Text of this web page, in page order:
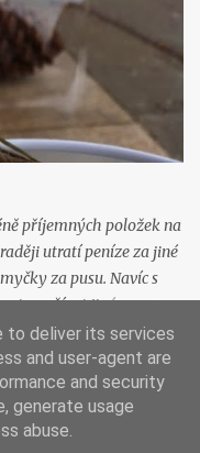
1 litr kvalitního
bílého jogurtu (nic
nalijte do hrnce a
Směs přelijte do
nejlépe i vyvařit) s
teplotě pracovat. Za
co nejvíc tekutiny.
zakysané smetany.
nebo skleniček vhodných
příjemných položek na
utratí peníze za jiné
za pusu. Navíc s
používat jiné
proti vodnímu kameni.
300g jedlé sody
sody na praní
kuchyňské soli 150g
tady ) Všechny tyhle
Blogger
to deliver its services
and user-agent are
and security
generate usage
abuse.